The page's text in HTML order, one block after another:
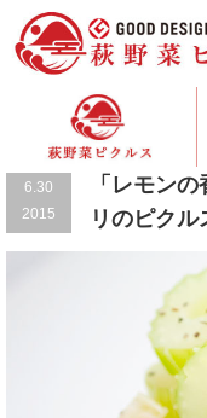
お知らせ
6.30
2015
「レモン
リのピクル